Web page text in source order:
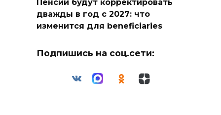
Пенсии будут корректировать
дважды в год с 2027: что
изменится для beneficiaries
Подпишись на соц.сети: